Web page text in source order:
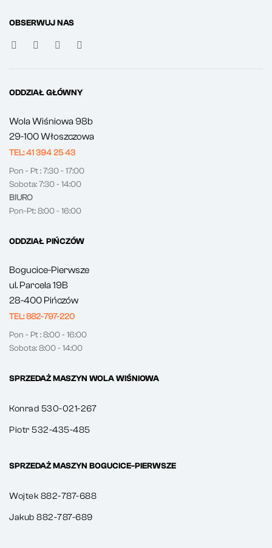
OBSERWUJ NAS
ODDZIAŁ GŁÓWNY
Wola Wiśniowa 98b
29-100 Włoszczowa
TEL: 41 394 25 43
Pon - Pt : 7:30 - 17:00
Sobota: 7:30 - 14:00
BIURO
Pon-Pt: 8:00 - 16:00
ODDZIAŁ PIŃCZÓW
Bogucice-Pierwsze
ul. Parcela 19B
28-400 Pińczów
TEL: 882-797-220
Pon - Pt : 8:00 - 16:00
Sobota: 8:00 - 14:00
SPRZEDAŻ MASZYN WOLA WIŚNIOWA
Konrad 530-021-267
Piotr 532-435-485
SPRZEDAŻ MASZYN BOGUCICE-PIERWSZE
Wojtek 882-787-688
Jakub 882-787-689